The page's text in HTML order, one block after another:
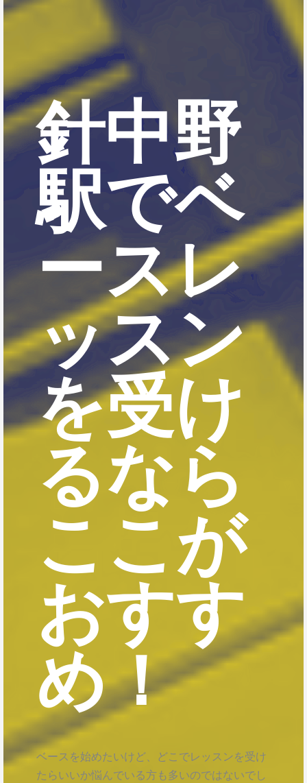
針中野
駅でベ
ースレ
ッスン
を受け
るなら
ここが
おすす
め！
ベースを始めたいけど、どこでレッスンを受け
たらいいか悩んでいる方も多いのではないでし